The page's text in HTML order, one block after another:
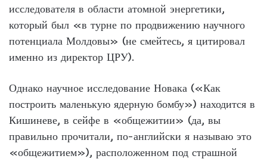
исследователя в области атомной энергетики,
который был «в турне по продвижению научного
потенциала Молдовы» (не смейтесь, я цитировал
именно из директор ЦРУ).
Однако научное исследование Новака («Как
построить маленькую ядерную бомбу») находится в
Кишиневе, в сейфе в «общежитии» (да, вы
правильно прочитали, по-английски я называю это
«общежитием»), расположенном под страшной